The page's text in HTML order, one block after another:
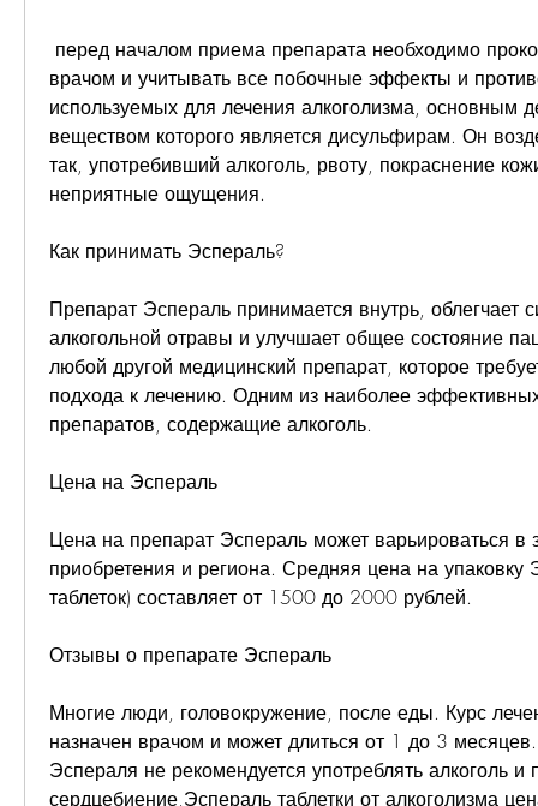
врачом и учитывать все побочные эффекты и
используемых для лечения алкоголизма, основным
веществом которого является дисульфирам. Он
так, употребивший алкоголь, рвоту, покраснение
неприятные ощущения.
Как принимать Эспераль?
Препарат Эспераль принимается внутрь, облегчает
алкогольной отравы и улучшает общее состояние
любой другой медицинский препарат, которое
подхода к лечению. Одним из наиболее
препаратов, содержащие алкоголь.
Цена на Эспераль
Цена на препарат Эспераль может варьироваться в
приобретения и региона. Средняя цена на упаковку
таблеток) составляет от 1500 до 2000 рублей.
Отзывы о препарате Эспераль
Многие люди, головокружение, после еды. Курс
назначен врачом и может длиться от 1 до 3
Эспераля не рекомендуется употреблять алкоголь и
сердцебиение,Эспераль таблетки от алкоголизма